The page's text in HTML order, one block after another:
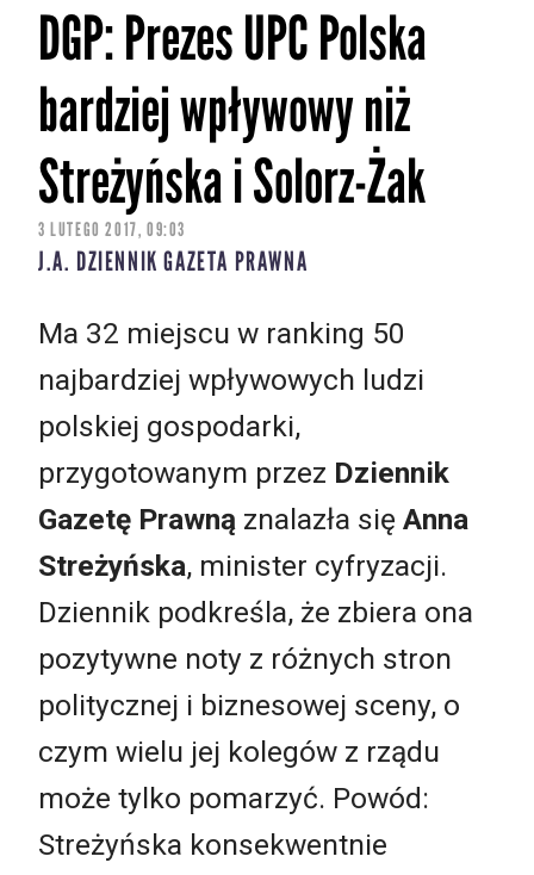
DGP: Prezes UPC Polska
bardziej wpływowy niż
Streżyńska i Solorz-Żak
3 LUTEGO 2017, 09:03
J.A. DZIENNIK GAZETA PRAWNA
Ma 32 miejscu w ranking 50
najbardziej wpływowych ludzi
polskiej gospodarki,
przygotowanym przez Dziennik
Gazetę Prawną znalazła się Anna
Streżyńska, minister cyfryzacji.
Dziennik podkreśla, że zbiera ona
pozytywne noty z różnych stron
politycznej i biznesowej sceny, o
czym wielu jej kolegów z rządu
może tylko pomarzyć. Powód:
Streżyńska konsekwentnie